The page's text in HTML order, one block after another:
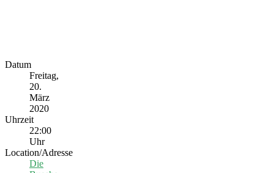
Datum
Freitag,
20.
März
2020
Uhrzeit
22:00
Uhr
Location/Adresse
Die